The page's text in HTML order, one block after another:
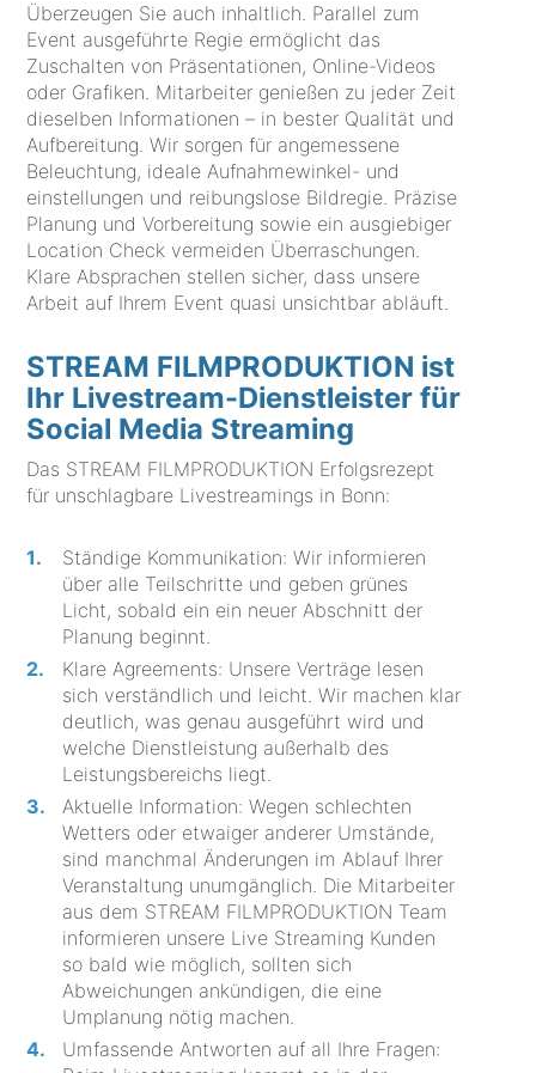
Überzeugen Sie auch inhaltlich. Parallel zum
Event ausgeführte Regie ermöglicht das
Zuschalten von Präsentationen, Online-Videos
oder Grafiken. Mitarbeiter genießen zu jeder Zeit
dieselben Informationen – in bester Qualität und
Aufbereitung. Wir sorgen für angemessene
Beleuchtung, ideale Aufnahmewinkel- und
einstellungen und reibungslose Bildregie. Präzise
Planung und Vorbereitung sowie ein ausgiebiger
Location Check vermeiden Überraschungen.
Klare Absprachen stellen sicher, dass unsere
Arbeit auf Ihrem Event quasi unsichtbar abläuft.
STREAM FILMPRODUKTION ist
Ihr Livestream-Dienstleister für
Social Media Streaming
Das STREAM FILMPRODUKTION Erfolgsrezept
für unschlagbare Livestreamings in Bonn:
Ständige Kommunikation: Wir informieren
über alle Teilschritte und geben grünes
Licht, sobald ein ein neuer Abschnitt der
Planung beginnt.
Klare Agreements: Unsere Verträge lesen
sich verständlich und leicht. Wir machen klar
deutlich, was genau ausgeführt wird und
welche Dienstleistung außerhalb des
Leistungsbereichs liegt.
Aktuelle Information: Wegen schlechten
Wetters oder etwaiger anderer Umstände,
sind manchmal Änderungen im Ablauf Ihrer
Veranstaltung unumgänglich. Die Mitarbeiter
aus dem STREAM FILMPRODUKTION Team
informieren unsere Live Streaming Kunden
so bald wie möglich, sollten sich
Abweichungen ankündigen, die eine
Umplanung nötig machen.
Umfassende Antworten auf all Ihre Fragen: